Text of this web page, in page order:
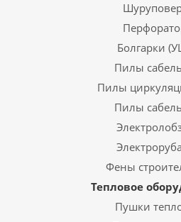
Болгарки
Пилы
Пилы
Пилы
Фены
Тепловое
Пушки